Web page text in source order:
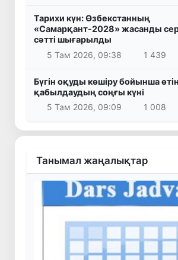
Тарихи күн: Өзбекстанның
«Самарқант-2028» жасанды
сәтті шығарылды
5 Там 2026, 09:38
1 439
Бүгін оқуды көшіру бойынша
қабылдаудың соңғы күні
5 Там 2026, 09:09
1 008
Танымал жаңалықтар